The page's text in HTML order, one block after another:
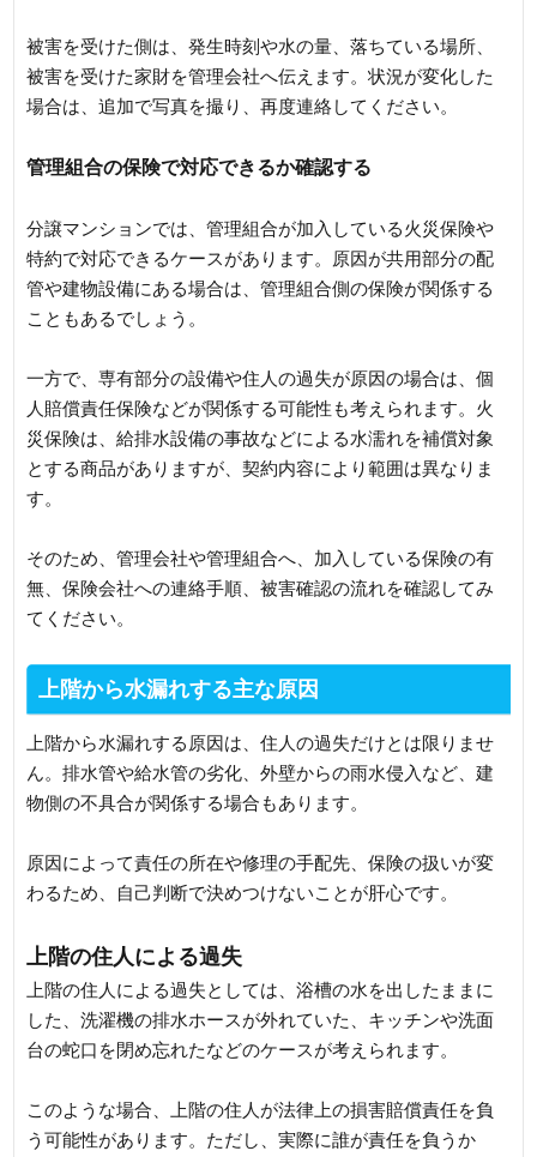
被害を受けた側は、発生時刻や水の量、落ちている場所、
被害を受けた家財を管理会社へ伝えます。状況が変化した
場合は、追加で写真を撮り、再度連絡してください。
管理組合の保険で対応できるか確認する
分譲マンションでは、管理組合が加入している火災保険や
特約で対応できるケースがあります。原因が共用部分の配
管や建物設備にある場合は、管理組合側の保険が関係する
こともあるでしょう。
一方で、専有部分の設備や住人の過失が原因の場合は、個
人賠償責任保険などが関係する可能性も考えられます。火
災保険は、給排水設備の事故などによる水濡れを補償対象
とする商品がありますが、契約内容により範囲は異なりま
す。
そのため、管理会社や管理組合へ、加入している保険の有
無、保険会社への連絡手順、被害確認の流れを確認してみ
てください。
上階から水漏れする主な原因
上階から水漏れする原因は、住人の過失だけとは限りませ
ん。排水管や給水管の劣化、外壁からの雨水侵入など、建
物側の不具合が関係する場合もあります。
原因によって責任の所在や修理の手配先、保険の扱いが変
わるため、自己判断で決めつけないことが肝心です。
上階の住人による過失
上階の住人による過失としては、浴槽の水を出したままに
した、洗濯機の排水ホースが外れていた、キッチンや洗面
台の蛇口を閉め忘れたなどのケースが考えられます。
このような場合、上階の住人が法律上の損害賠償責任を負
う可能性があります。ただし、実際に誰が責任を負うか